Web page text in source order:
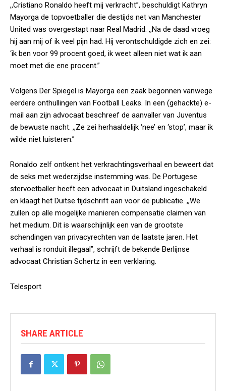
,,Cristiano Ronaldo heeft mij verkracht”, beschuldigt Kathryn
Mayorga de topvoetballer die destijds net van Manchester
United was overgestapt naar Real Madrid. ,,Na de daad vroeg
hij aan mij of ik veel pijn had. Hij verontschuldigde zich en zei:
‘ik ben voor 99 procent goed, ik weet alleen niet wat ik aan
moet met die ene procent.”
Volgens Der Spiegel is Mayorga een zaak begonnen vanwege
eerdere onthullingen van Football Leaks. In een (gehackte) e-
mail aan zijn advocaat beschreef de aanvaller van Juventus
de bewuste nacht. ,,Ze zei herhaaldelijk ‘nee’ en ‘stop’, maar ik
wilde niet luisteren.”
Ronaldo zelf ontkent het verkrachtingsverhaal en beweert dat
de seks met wederzijdse instemming was. De Portugese
stervoetballer heeft een advocaat in Duitsland ingeschakeld
en klaagt het Duitse tijdschrift aan voor de publicatie. ,,We
zullen op alle mogelijke manieren compensatie claimen van
het medium. Dit is waarschijnlijk een van de grootste
schendingen van privacyrechten van de laatste jaren. Het
verhaal is ronduit illegaal”, schrijft de bekende Berlijnse
advocaat Christian Schertz in een verklaring.
Telesport
SHARE ARTICLE